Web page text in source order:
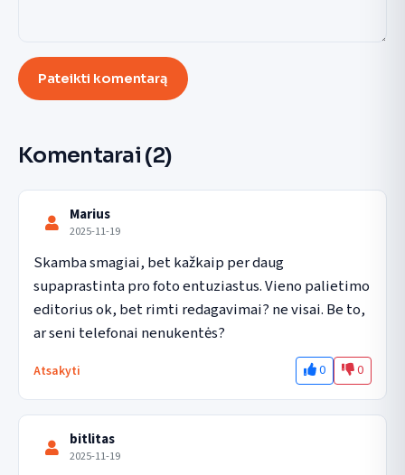
Pateikti komentarą
Komentarai (2)
Marius
2025-11-19
Skamba smagiai, bet kažkaip per daug
supaprastinta pro foto entuziastus. Vieno palietimo
editorius ok, bet rimti redagavimai? ne visai. Be to,
ar seni telefonai nenukentės?
Atsakyti 0 0
bitlitas
2025-11-19